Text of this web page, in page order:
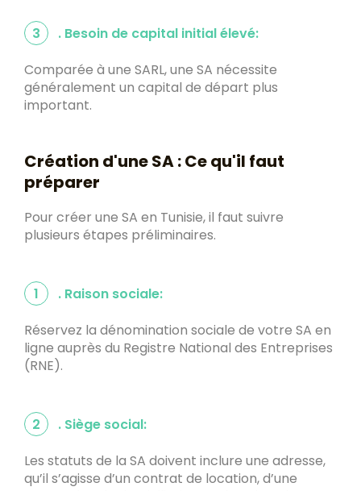
3
. Besoin de capital initial élevé:
Comparée à une SARL, une SA nécessite
généralement un capital de départ plus
important.
Création d'une SA : Ce qu'il faut
préparer
Pour créer une SA en Tunisie, il faut suivre
plusieurs étapes préliminaires.
1
. Raison sociale:
Réservez la dénomination sociale de votre SA en
ligne auprès du Registre National des Entreprises
(RNE).
2
. Siège social:
Les statuts de la SA doivent inclure une adresse,
qu’il s’agisse d’un contrat de location, d’une